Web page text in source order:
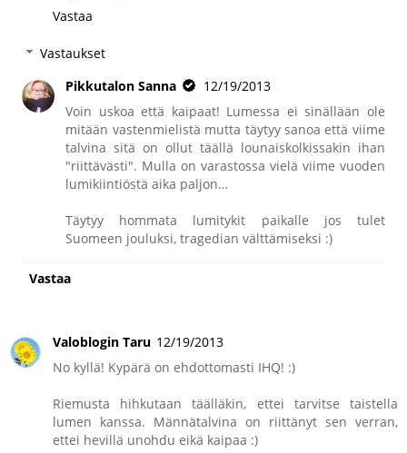
Vastaa
Vastaukset
Pikkutalon Sanna
12/19/2013
Voin uskoa että kaipaat! Lumessa ei sinällään ole
mitään vastenmielistä mutta täytyy sanoa että viime
talvina sitä on ollut täällä lounaiskolkissakin ihan
"riittävästi". Mulla on varastossa vielä viime vuoden
lumikiintiöstä aika paljon…
Täytyy hommata lumitykit paikalle jos tulet
Suomeen jouluksi, tragedian välttämiseksi :)
Vastaa
Valoblogin Taru 12/19/2013
No kyllä! Kypärä on ehdottomasti IHQ! :)
Riemusta hihkutaan täälläkin, ettei tarvitse taistella
lumen kanssa. Männätalvina on riittänyt sen verran,
ettei hevillä unohdu eikä kaipaa :)